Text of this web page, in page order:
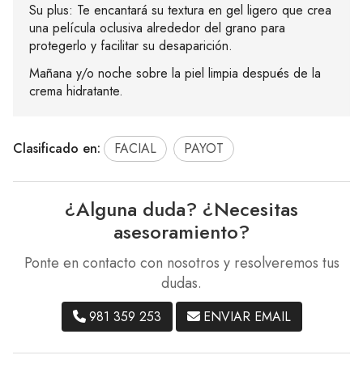
Su plus: Te encantará su textura en gel ligero que crea
una película oclusiva alrededor del grano para
protegerlo y facilitar su desaparición.
Mañana y/o noche sobre la piel limpia después de la
crema hidratante.
Clasificado en: FACIAL PAYOT
¿Alguna duda? ¿Necesitas
asesoramiento?
Ponte en contacto con nosotros y resolveremos tus
dudas.
981 359 253 ENVIAR EMAIL